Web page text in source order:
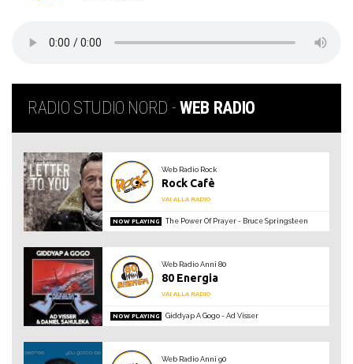
RADIO STUDIO NORD - WEB RADIO
Web Radio Rock
Rock Cafè
VAI ALLA RADIO
NOW PLAYING The Power Of Prayer Bruce Springsteen
Web Radio Anni 80
80 Energia
VAI ALLA RADIO
NOW PLAYING Giddyap A Gogo Ad Visser
Web Radio Anni 90